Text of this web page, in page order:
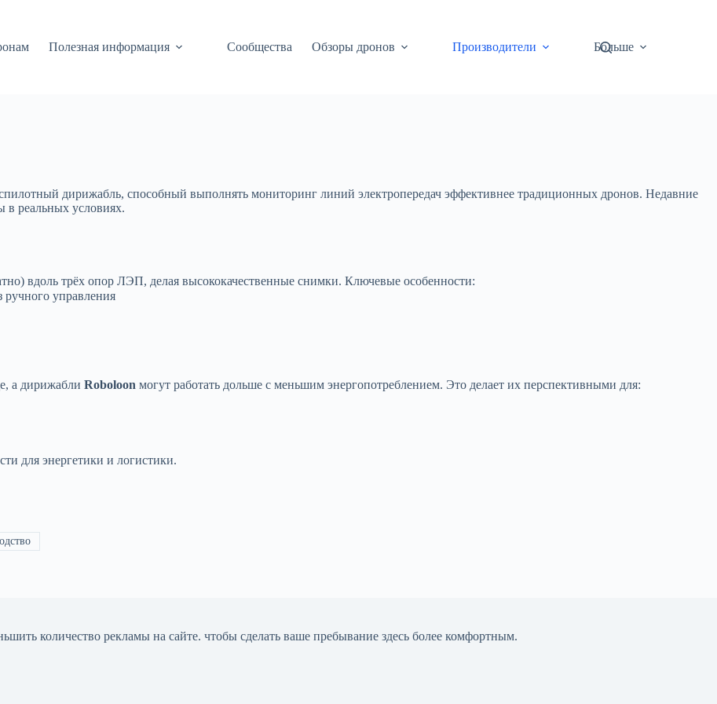
Полезная информация Сообщества Обзоры дронов Производители Больше
дирижабль, способный выполнять мониторинг линий электропередач эффективнее традиционных дронов. Недавние
в реальных условиях.
вдоль трёх опор ЛЭП, делая высококачественные снимки. Ключевые особенности:
ручного управления
а дирижабли Roboloon могут работать дольше с меньшим энергопотреблением. Это делает их перспективными для:
для энергетики и логистики.
количество рекламы на сайте. чтобы сделать ваше пребывание здесь более комфортным.